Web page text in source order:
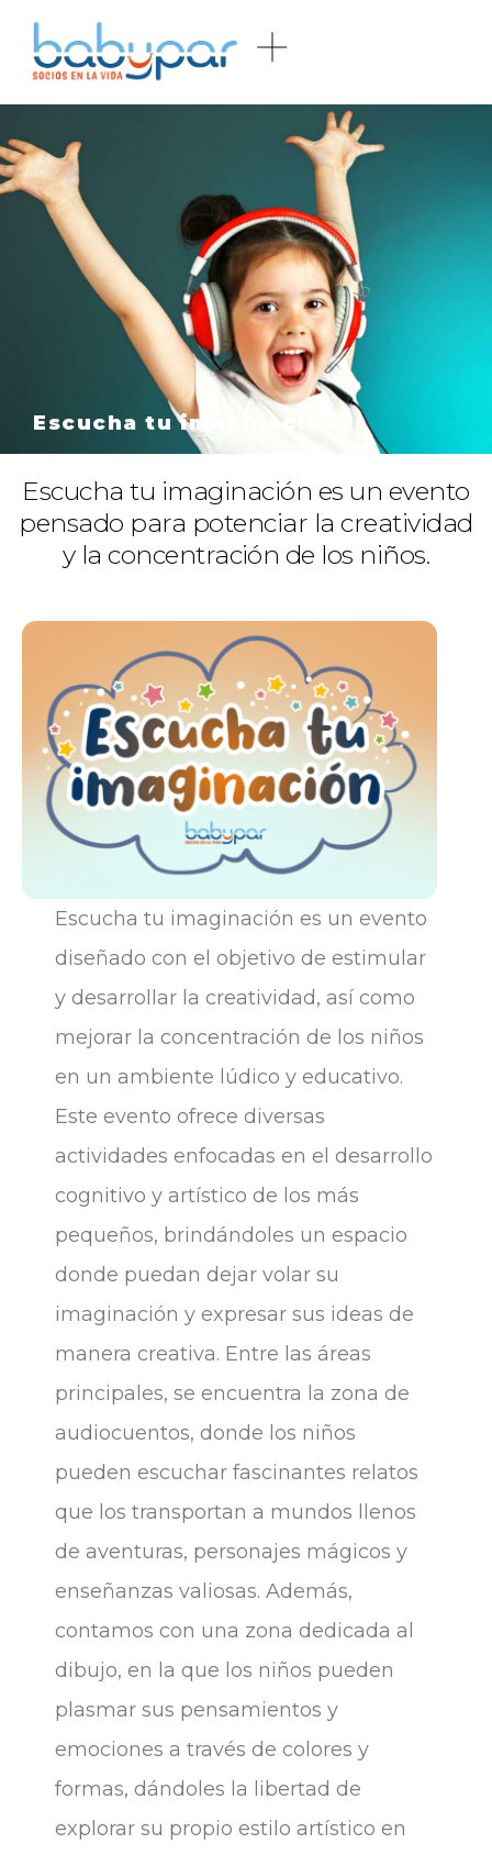
Escucha tu imaginación
Escucha tu imaginación es un evento
pensado para potenciar la creatividad
y la concentración de los niños.
Escucha tu imaginación es un evento
diseñado con el objetivo de estimular
y desarrollar la creatividad, así como
mejorar la concentración de los niños
en un ambiente lúdico y educativo.
Este evento ofrece diversas
actividades enfocadas en el desarrollo
cognitivo y artístico de los más
pequeños, brindándoles un espacio
donde puedan dejar volar su
imaginación y expresar sus ideas de
manera creativa. Entre las áreas
principales, se encuentra la zona de
audiocuentos, donde los niños
pueden escuchar fascinantes relatos
que los transportan a mundos llenos
de aventuras, personajes mágicos y
enseñanzas valiosas. Además,
contamos con una zona dedicada al
dibujo, en la que los niños pueden
plasmar sus pensamientos y
emociones a través de colores y
formas, dándoles la libertad de
explorar su propio estilo artístico en